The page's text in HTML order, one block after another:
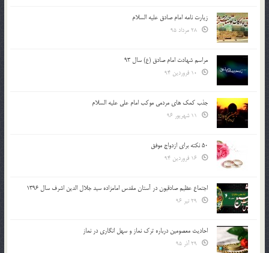
زیارت نامه امام صادق علیه السلام
مراسم شهادت امام صادق (ع) سال 93
جذب کمک های مردمی موکب امام علی علیه السلام
50 نکته برای ازدواج موفق
اجتماع عظیم صادقیون در آستان مقدس امامزاده سید جلال الدین اشرف سال 1396
احادیث معصومین درباره ترک نماز و سهل انگاری در نماز